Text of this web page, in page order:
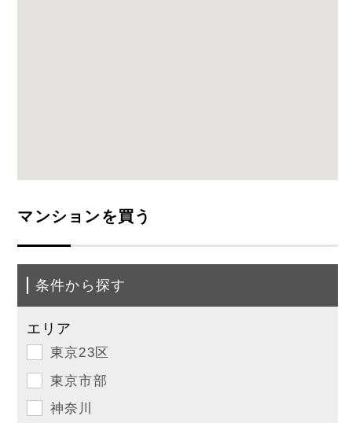
マンションを買う
条件から探す
エリア
東京23区
東京市部
神奈川